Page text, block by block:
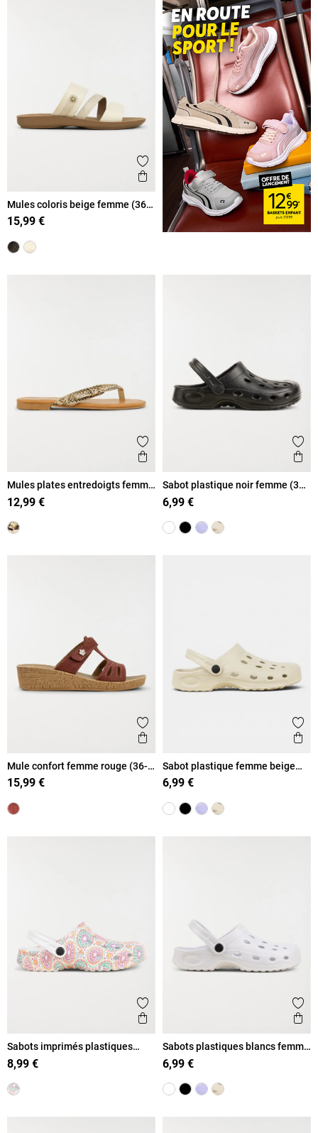
Ajouter aux favoris
Aperçu rapide
Mules coloris beige femme (36-
41)
15,99 €
Ajouter aux favoris
Aperçu rapide
Mules plates entredoigts femme
(37-42)
12,99 €
Sabot plastique noir femme (36-
41)
6,99 €
Ajouter aux favoris
Aperçu rapide
Mule confort femme rouge (36-
41)
15,99 €
Sabot plastique femme beige
(36-41)
6,99 €
Ajouter aux favoris
Aperçu rapide
Sabots imprimés plastiques
femme (36-41)
8,99 €
Sabots plastiques blancs femme
(36-41)
6,99 €